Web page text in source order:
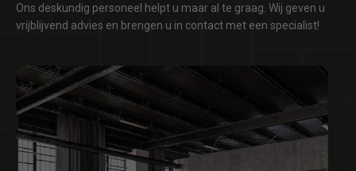
Ons deskundig personeel helpt u maar al te graag. Wij geven u
vrijblijvend advies en brengen u in contact met een specialist!